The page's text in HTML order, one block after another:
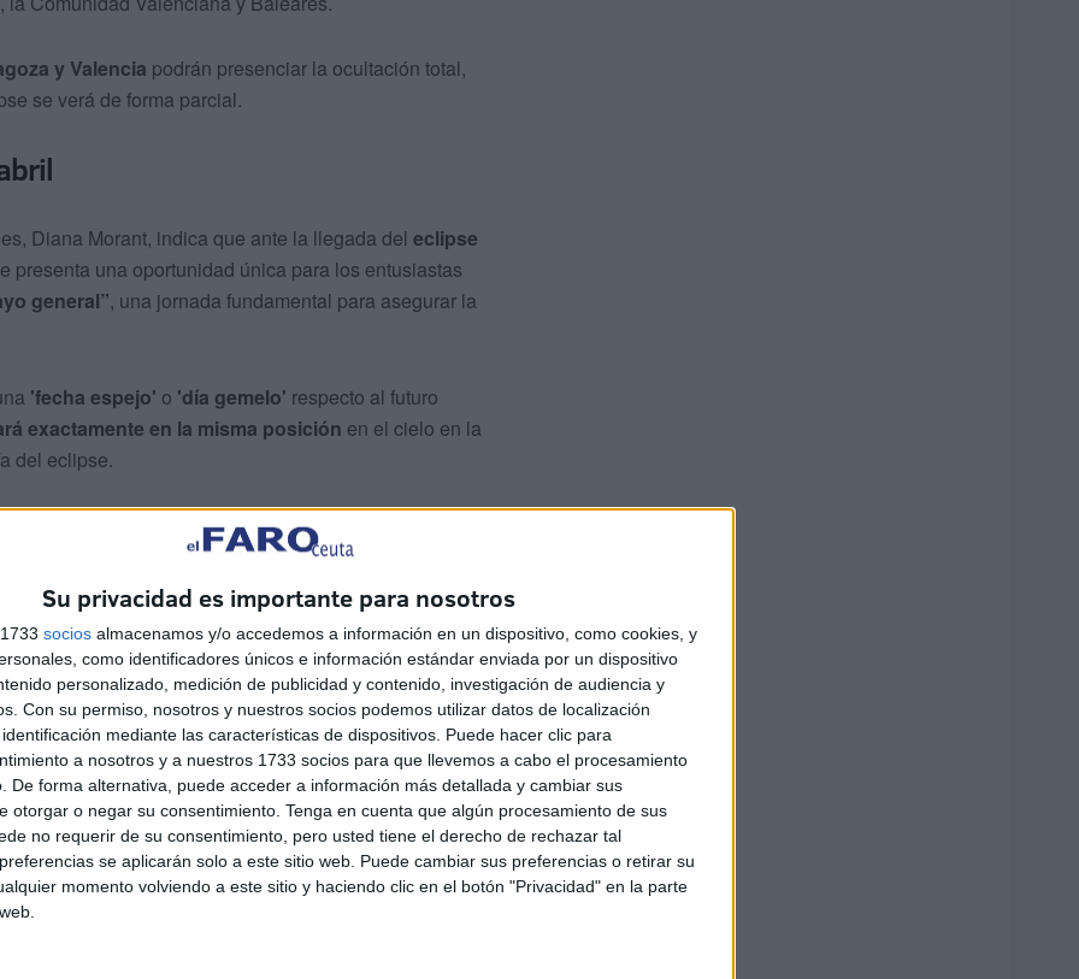
Su privacidad es importante para nosotros
socios almacenamos y/o accedemos a información en un dispositivo, como cookies, y
como identificadores únicos e información estándar enviada por un dispositivo
personalizado, medición de publicidad y contenido, investigación de audiencia y
Con su permiso, nosotros y nuestros socios podemos utilizar datos de localización
mediante las características de dispositivos. Puede hacer clic para
a nosotros y a nuestros 1733 socios para que llevemos a cabo el procesamiento
De forma alternativa, puede acceder a información más detallada y cambiar sus
otorgar o negar su consentimiento. Tenga en cuenta que algún procesamiento de sus
no requerir de su consentimiento, pero usted tiene el derecho de rechazar tal
se aplicarán solo a este sitio web. Puede cambiar sus preferencias o retirar su
momento volviendo a este sitio y haciendo clic en el botón "Privacidad" en la parte
y Valencia podrán presenciar la ocultación total,
se verá de forma parcial.
Diana Morant, indica que ante la llegada del eclipse
presenta una oportunidad única para los entusiastas
general”, una jornada fundamental para asegurar la
'fecha espejo' o 'día gemelo' respecto al futuro
exactamente en la misma posición en el cielo en la
del eclipse.
una comprobación técnica sobre el terreno. Es la
donde disfrutar del eclipse, verificando que no haya
la visión del disco solar en el momento preciso de la
“ensayo general” del eclipse total de
una ‘fecha espejo’ o ‘día